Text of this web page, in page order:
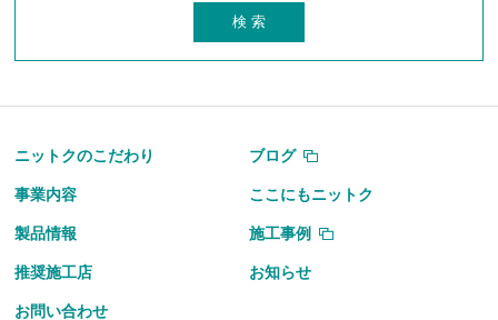
ニットクのこだわり ブログ
事業内容 ここにもニットク
製品情報 施工事例
推奨施工店 お知らせ
お問い合わせ